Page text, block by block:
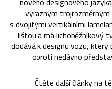
výrazným trojrozměrným
s dvojitými vertikálními
lištou a má lichoběžníkový
dodává k designu vozu, který
oproti nedávno
Čtěte další články na